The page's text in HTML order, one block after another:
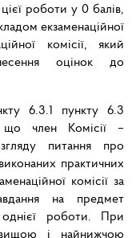
роботи у 0 балів,
екзаменаційної
комісії, який
оцінок до
6.3.1 пункту 6.3
що член Комісії –
питання про
практичних
комісії за
на предмет
однієї роботи. При
і найнижчою